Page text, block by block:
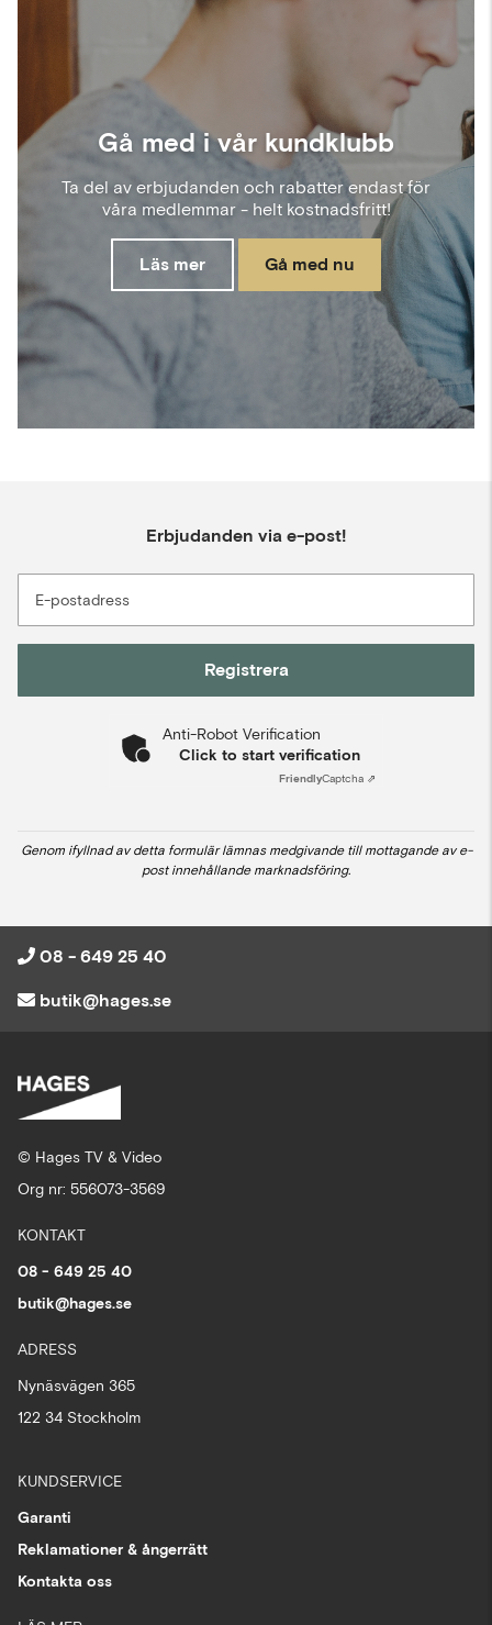
Gå med i vår kundklubb
Ta del av erbjudanden och rabatter endast för
våra medlemmar - helt kostnadsfritt!
Läs mer Gå med nu
Erbjudanden via e-post!
E-postadress
Registrera
Anti-Robot Verification
Click to start verification
FriendlyCaptcha ⇗
Genom ifyllnad av detta formulär lämnas medgivande till mottagande av e-
post innehållande marknadsföring.
08 - 649 25 40
butik@hages.se
© Hages TV & Video
Org nr: 556073-3569
KONTAKT
08 - 649 25 40
butik@hages.se
ADRESS
Nynäsvägen 365
122 34 Stockholm
KUNDSERVICE
Garanti
Reklamationer & ångerrätt
Kontakta oss